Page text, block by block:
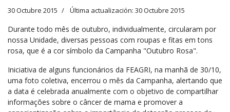
30 Octubre 2015 Última actualización: 30 Octubre 2015
Durante todo mês de outubro, individualmente, circularam por
nossa Unidade, diversas pessoas com roupas e fitas em tons
rosa, que é a cor símbolo da Campanha "Outubro Rosa".
Iniciativa de alguns funcionários da FEAGRI, na manhã de 30/10,
uma foto coletiva, encerrou o mês da Campanha, alertando que
a data é celebrada anualmente com o objetivo de compartilhar
informações sobre o câncer de mama e promover a